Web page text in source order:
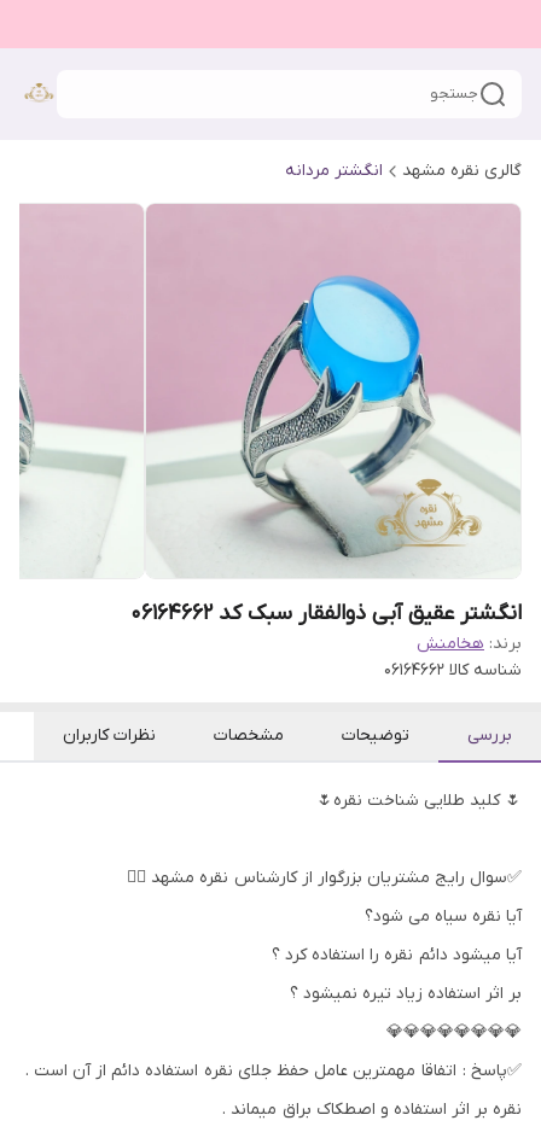
جستجو
گالری نقره مشهد انگشتر مردانه
انگشتر عقیق آبی ذوالفقار سبک کد 06164662
برند: هخامنش
شناسه کالا 06164662
بررسی توضیحات مشخصات نظرات کاربران
🌷 کلید طلایی شناخت نقره🌷
✅سوال رایج مشتریان بزرگوار از کارشناس نقره مشهد 👇🏻
آیا نقره سیاه می شود؟
آیا میشود دائم نقره را استفاده کرد ؟
بر اثر استفاده زیاد تیره نمیشود ؟
💎💎💎💎💎💎💎💎
✅پاسخ : اتفاقا مهمترین عامل حفظ جلای نقره استفاده دائم از آن است .
نقره بر اثر استفاده و اصطکاک براق میماند .